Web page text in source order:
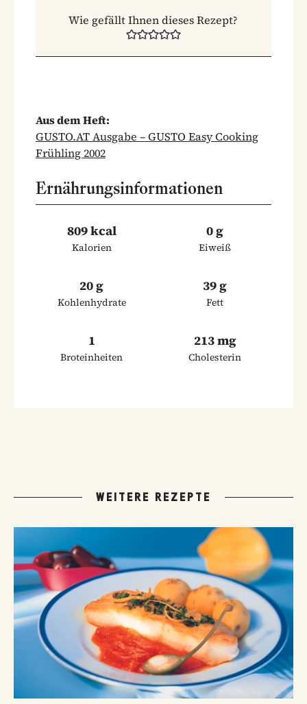
Wie gefällt Ihnen dieses Rezept?
Aus dem Heft:
GUSTO.AT Ausgabe – GUSTO Easy Cooking
Frühling 2002
Ernährungsinformationen
809 kcal
Kalorien
0 g
Eiweiß
20 g
Kohlenhydrate
39 g
Fett
1
Broteinheiten
213 mg
Cholesterin
WEITERE REZEPTE